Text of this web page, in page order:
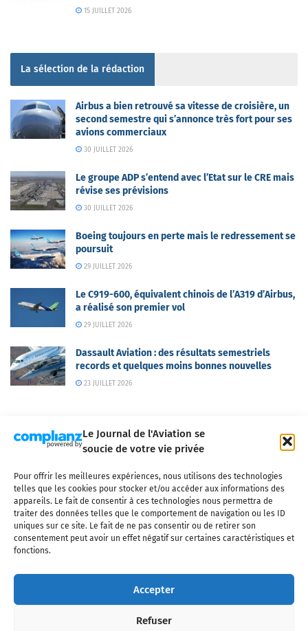
Le Journal de l'Aviation se
soucie de votre vie privée
Pour offrir les meilleures expériences, nous utilisons des technologies
telles que les cookies pour stocker et/ou accéder aux informations des
appareils. Le fait de consentir à ces technologies nous permettra de
traiter des données telles que le comportement de navigation ou les ID
uniques sur ce site. Le fait de ne pas consentir ou de retirer son
consentement peut avoir un effet négatif sur certaines caractéristiques et
fonctions.
Accepter
Refuser
15 JUILLET 2026
La sélection de la rédaction
Airbus a bien retrouvé sa vitesse de croisière, un
second semestre qui s’annonce très fort pour ses
avions commerciaux
30 JUILLET 2026
Le groupe ADP s’entend avec l’Etat sur le CRE mais
révise ses prévisions
30 JUILLET 2026
Boeing toujours en perte mais le redressement se
poursuit
29 JUILLET 2026
Le C919-600, équivalent chinois de l’A319 d’Airbus,
a réalisé son premier vol
29 JUILLET 2026
Dassault Aviation : des résultats semestriels
records et quelques moins bonnes nouvelles
23 JUILLET 2026
Qui sommes-nous ? Nous contacter
Partenaires
Mentions légales
CGV Politique de confidentialité Cookies
l'industrie aéronautique, l'aviation commerciale, l'aviation d'affaires, les
services MRO et après-vente, le financement et la location d'aéronefs
civils, l'aéronautique de défense et l'industrie spatiale. Toute reproduction,